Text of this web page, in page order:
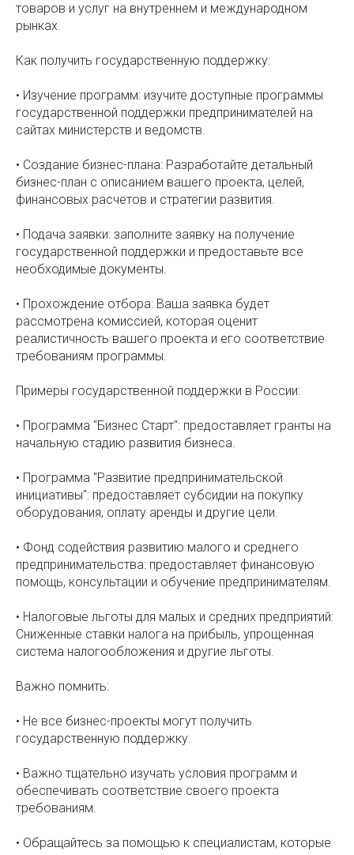
товаров и услуг на внутреннем и международном
рынках.
Как получить государственную поддержку:
• Изучение программ: изучите доступные программы
государственной поддержки предпринимателей на
сайтах министерств и ведомств.
• Создание бизнес-плана: Разработайте детальный
бизнес-план с описанием вашего проекта, целей,
финансовых расчетов и стратегии развития.
• Подача заявки: заполните заявку на получение
государственной поддержки и предоставьте все
необходимые документы.
• Прохождение отбора: Ваша заявка будет
рассмотрена комиссией, которая оценит
реалистичность вашего проекта и его соответствие
требованиям программы.
Примеры государственной поддержки в России:
• Программа "Бизнес Старт": предоставляет гранты на
начальную стадию развития бизнеса.
• Программа "Развитие предпринимательской
инициативы": предоставляет субсидии на покупку
оборудования, оплату аренды и другие цели.
• Фонд содействия развитию малого и среднего
предпринимательства: предоставляет финансовую
помощь, консультации и обучение предпринимателям.
• Налоговые льготы для малых и средних предприятий:
Сниженные ставки налога на прибыль, упрощенная
система налогообложения и другие льготы.
Важно помнить:
• Не все бизнес-проекты могут получить
государственную поддержку.
• Важно тщательно изучать условия программ и
обеспечивать соответствие своего проекта
требованиям.
• Обращайтесь за помощью к специалистам, которые